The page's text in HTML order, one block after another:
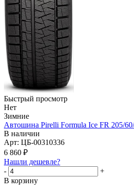
Быстрый просмотр
Нет
Зимние
Автошина Pirelli Formula Ice FR 205/
В наличии
Арт: ЦБ-00310336
6 860 ₽
Нашли дешевле?
-
+
В корзину